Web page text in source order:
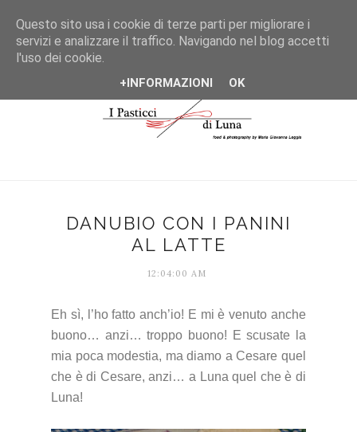
DANUBIO CON I PANINI
AL LATTE
12:04:00 AM
Eh sì, l’ho fatto anch’io! E mi è venuto anche
buono… anzi… troppo buono! E scusate la
mia poca modestia, ma diamo a Cesare quel
che è di Cesare, anzi… a Luna quel che è di
Luna!
Questo sito usa i cookie di terze parti per migliorare i
servizi e analizzare il traffico. Navigando nel blog accetti
l'uso dei cookie.
+INFORMAZIONI OK